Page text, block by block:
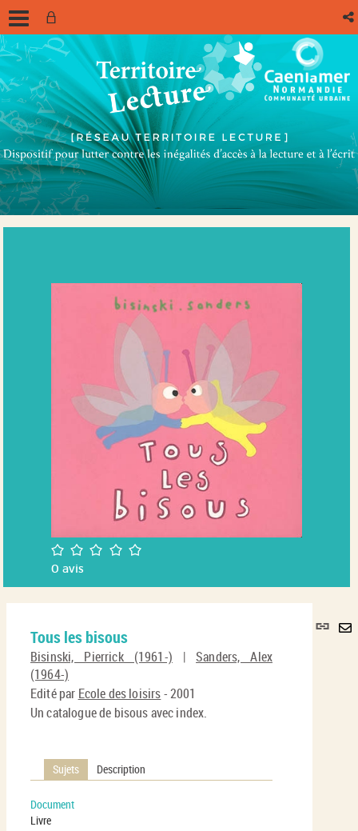
/5
0avis
Lien
Tous les bisous
Bisinski, Pierrick (1961-) |Sanders, Alex
(1964-)
Edité par Ecole des loisirs- 2001
Un catalogue de bisous avec index.
Sujets Description
Document
Livre